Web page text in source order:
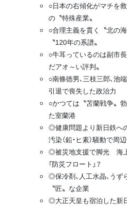
○日本の右傾化がマチを
の〝特殊産業〟
○合理主義を貫く〝北の
〝120年の系譜〟
○牛耳っているのは副市
だアオ～い評判〟
○南條徳男、三枝三郎、
引退で喪失した政治力
○かつては〝苫蘭戦争〟
た室蘭港
◎健康問題より新日鉄へ
汚染（鉛・ヒ素）騒動で周
◎被災地支援で脚光 海
「防災フロート」？
◎保冷剤、人工水晶、う
〝匠〟な企業
◎大正天皇も宿泊した新